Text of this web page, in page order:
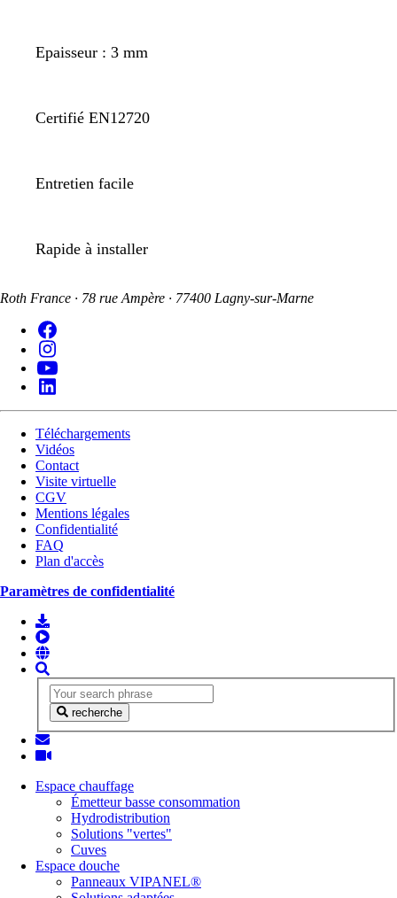
Epaisseur : 3 mm
Certifié EN12720
Entretien facile
Rapide à installer
Roth France · 78 rue Ampère · 77400 Lagny-sur-Marne
Téléchargements
Vidéos
Contact
Visite virtuelle
CGV
Mentions légales
Confidentialité
FAQ
Plan d'accès
Paramètres de confidentialité
recherche
Espace chauffage
Émetteur basse consommation
Hydrodistribution
Solutions "vertes"
Cuves
Espace douche
Panneaux VIPANEL®